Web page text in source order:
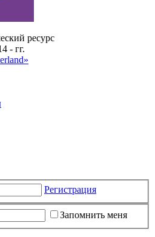
ресурс
- гг.
Регистрация
Запомнить меня